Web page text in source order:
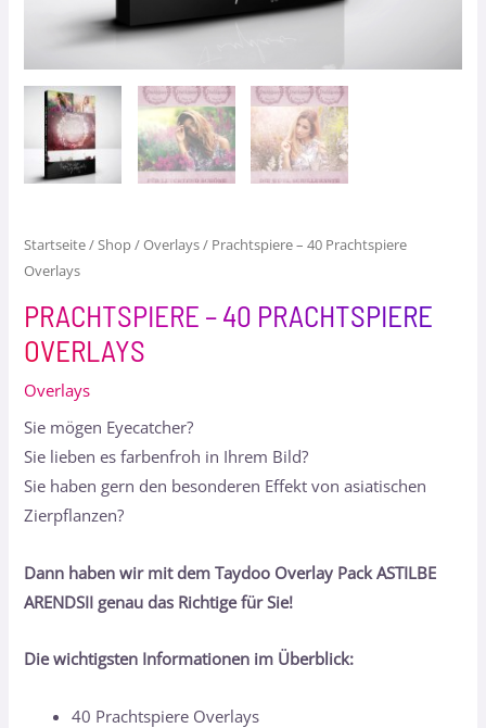
Startseite/ Shop/Overlays/ Prachtspiere – 40 Prachtspiere
Overlays
PRACHTSPIERE – 40 PRACHTSPIERE
OVERLAYS
Overlays
Sie mögen Eyecatcher?
Sie lieben es farbenfroh in Ihrem Bild?
Sie haben gern den besonderen Effekt von asiatischen
Zierpflanzen?
Dann haben wir mit dem Taydoo Overlay Pack ASTILBE
ARENDSII genau das Richtige für Sie!
Die wichtigsten Informationen im Überblick:
40 Prachtspiere Overlays